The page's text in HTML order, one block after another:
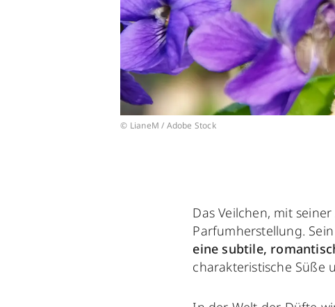
© LianeM / Adobe Stock
Das Veilchen, mit
Parfumherstellung. Sein
eine subtile,
charakteristische Süße